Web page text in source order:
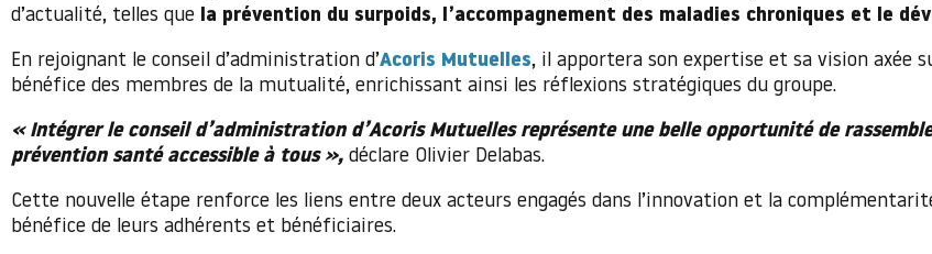
d’actualité, telles que la prévention du surpoids, l’accompagnement des maladies chroniques et le
En rejoignant le conseil d’administration d’Acoris Mutuelles, il apportera son expertise et sa vision axée
bénéfice des membres de la mutualité, enrichissant ainsi les réflexions stratégiques du groupe.
« Intégrer le conseil d’administration d’Acoris Mutuelles représente une belle opportunité de
prévention santé accessible à tous », déclare Olivier Delabas.
Cette nouvelle étape renforce les liens entre deux acteurs engagés dans l’innovation et la
bénéfice de leurs adhérents et bénéficiaires.